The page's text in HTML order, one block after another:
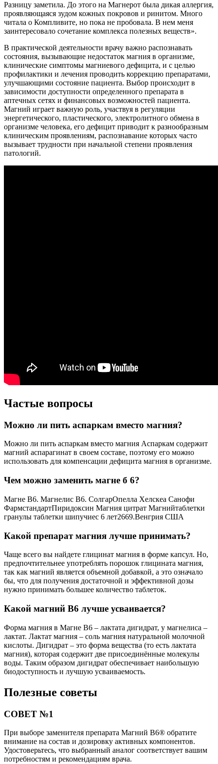
Разницу заметила. До этого на Магнерот была дикая аллергия,
проявляющаяся зудом кожных покровов и ринитом. Много
читала о Компливите, но пока не пробовала. В нем меня
заинтересовало сочетание комплекса полезных веществ».
В практической деятельности врачу важно распознавать
состояния, вызывающие недостаток магния в организме,
клинические симптомы магниевого дефицита, и с целью
профилактики и лечения проводить коррекцию препаратами,
улучшающими состояние пациента. Выбор происходит в
зависимости доступности определенного препарата в
аптечных сетях и финансовых возможностей пациента.
Магний играет важную роль, участвуя в регуляции
энергетического, пластического, электролитного обмена в
организме человека, его дефицит приводит к разнообразным
клиническим проявлениям, распознавание которых часто
вызывает трудности при начальной степени проявления
патологий.
Частые вопросы
Можно ли пить аспаркам вместо магния?
Можно ли пить аспаркам вместо магния Аспаркам содержит
магний аспарагинат в своем составе, поэтому его можно
использовать для компенсации дефицита магния в организме.
Чем можно заменить магне б 6?
Магне В6. Магнелис В6. СолгарОпелла Хелскеа Санофи
ФармстандартПиридоксин Магния цитрат Магнийтаблетки
гранулы таблетки шипучиес 6 лет2669.Венгрия США
Какой препарат магния лучше принимать?
Чаще всего вы найдете глицинат магния в форме капсул. Но,
предпочтительнее употреблять порошок глицината магния,
так как магний является объемной добавкой, а это означало
бы, что для получения достаточной и эффективной дозы
нужно принимать большее количество таблеток.
Какой магний В6 лучше усваивается?
Форма магния в Магне В6 – лактата дигидрат, у магнелиса –
лактат. Лактат магния – соль магния натуральной молочной
кислоты. Дигидрат – это форма вещества (то есть лактата
магния), которая содержит две присоединённые молекулы
воды. Таким образом дигидрат обеспечивает наибольшую
биодоступность и лучшую усваиваемость.
Полезные советы
СОВЕТ №1
При выборе заменителя препарата Магний В6® обратите
внимание на состав и дозировку активных компонентов.
Удостоверьтесь, что выбранный аналог соответствует вашим
потребностям и рекомендациям врача.